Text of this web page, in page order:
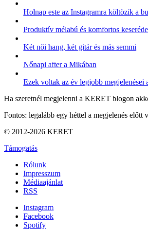
Holnap este az Instagramra költözik a
Produktív mélabú és komfortos
Két női hang, két gitár és más semmi
Nőnapi after a Mikában
Ezek voltak az év legjobb megjelenései
Ha szeretnél megjelenni a KERET blogon
Fontos: legalább egy héttel a megjelenés
© 2012-2026 KERET
Támogatás
Rólunk
Impresszum
Médiaajánlat
RSS
Instagram
Facebook
Spotify